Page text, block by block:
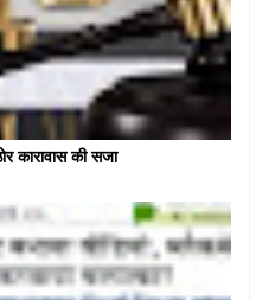
कारावास की सजा